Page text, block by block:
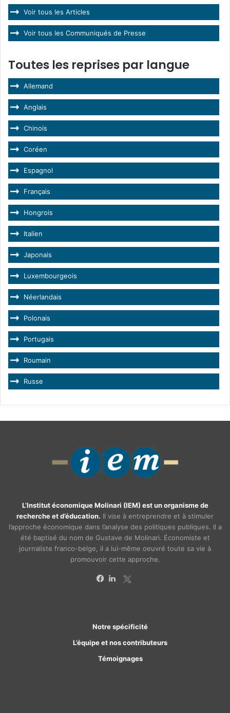
Voir tous les Articles
Voir tous les Communiqués de Presse
Toutes les reprises par langue
Allemand
Anglais
Chinois
Coréen
Espagnol
Français
Hongrois
Italien
Japonais
Luxembourgeois
Néerlandais
Polonais
Portugais
Roumain
Russe
L’Institut économique Molinari (IEM) est un organisme de
recherche et d’éducation. Il vise à entreprendre et à stimuler
l’approche économique dans l’analyse des politiques publiques. Il a
été baptisé du nom de Gustave de Molinari. Économiste et
journaliste franco-belge, il a lui-même oeuvré toute sa vie à
promouvoir cette approche.
Notre spécificité
L’équipe et nos contributeurs
Témoignages